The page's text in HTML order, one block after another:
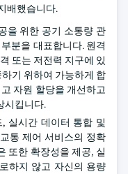
배했습니다.
을 위한 공기 소통량 관
분을 대표합니다. 원격
또는 저전력 지구에 있
기 위하여 가능하게 합
자원 할당을 개선하고
시킵니다.
실시간 데이터 통합 및
통 제어 서비스의 정확
또한 확장성을 제공, 실
하지 않고 자신의 용량